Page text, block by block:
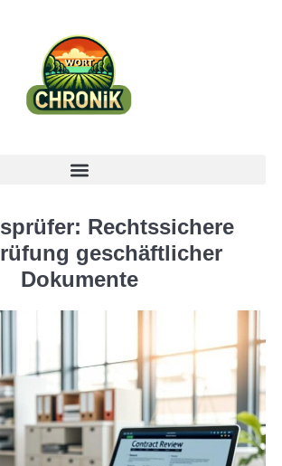
Rechtssichere
geschäftlicher
Dokumente